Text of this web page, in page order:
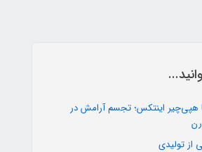
هپی‌چیر اینتکس؛ تجسم آرامش در
از تولیدی